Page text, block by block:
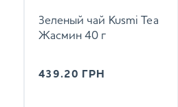
Зеленый чай Kusmi Tea
Жасмин 40 г
439.20 ГРН